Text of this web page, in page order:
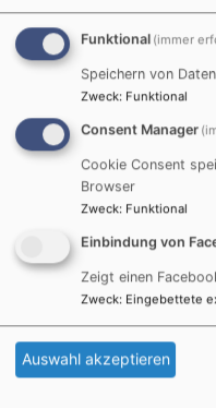
So, 16.8. 17:30-20 Uhr
Öffentliches
Musikantentreffen auf
Sr. Dorothea Krauß CCR
Rödelsee St.
Funktional (immer
Speichern von
Zweck: Funktional
Consent Manager
Cookie Consent
Browser
Zweck: Funktional
Einbindung von
Zeigt einen
Zweck: Eingebettete
Auswahl akzeptieren